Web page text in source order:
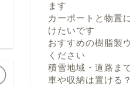
ます
カーポートと物置
けたいです
おすすめの樹脂製
ください
積雪地域・道路ま
車や収納は置ける？